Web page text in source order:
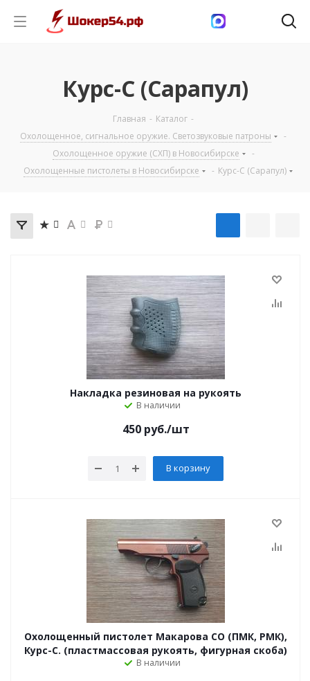
Курс-С (Сарапул)
Главная - Каталог -
Охолощенное, сигнальное оружие. Светозвуковые патроны
-
Охолощенное оружие (СХП) в Новосибирске
-
Охолощенные пистолеты в Новосибирске
- Курс-С (Сарапул)
Накладка резиновая на рукоять
В наличии
450руб./шт
В корзину
Охолощенный пистолет Макарова СО (ПМК, РМК),
Курс-С. (пластмассовая рукоять, фигурная скоба)
В наличии